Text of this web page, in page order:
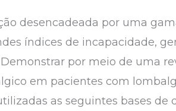
desencadeada por uma
índices de incapacidade,
Demonstrar por meio de uma
em pacientes com
as seguintes bases de